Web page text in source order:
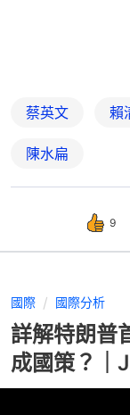
蔡英文 賴
陳水扁
9
國際 國際分析
詳解特朗普
成國策？｜